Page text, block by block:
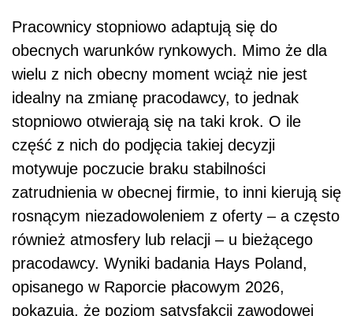
Pracownicy stopniowo adaptują się do
obecnych warunków rynkowych. Mimo że dla
wielu z nich obecny moment wciąż nie jest
idealny na zmianę pracodawcy, to jednak
stopniowo otwierają się na taki krok. O ile
część z nich do podjęcia takiej decyzji
motywuje poczucie braku stabilności
zatrudnienia w obecnej firmie, to inni kierują się
rosnącym niezadowoleniem z oferty – a często
również atmosfery lub relacji – u bieżącego
pracodawcy. Wyniki badania Hays Poland,
opisanego w Raporcie płacowym 2026,
pokazują, że poziom satysfakcji zawodowej